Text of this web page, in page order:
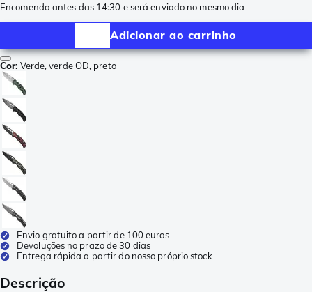
Encomenda antes das 14:30 e será enviado no mesmo dia
Adicionar ao carrinho
Cor: Verde, verde OD, preto
Envio gratuito a partir de 100 euros
Devoluções no prazo de 30 dias
Entrega rápida a partir do nosso próprio stock
Descrição